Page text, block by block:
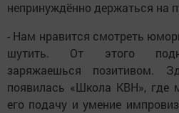
непринуждённо держаться на
- Нам нравится смотреть
шутить. От этого
заряжаешься позитивом.
появилась «Школа КВН»,
его подачу и умение